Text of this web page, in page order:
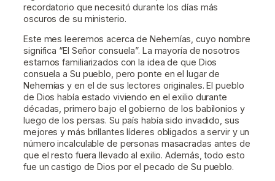
recordatorio que necesitó durante los días más
oscuros de su ministerio.
Este mes leeremos acerca de Nehemías, cuyo nombre
significa “El Señor consuela”. La mayoría de nosotros
estamos familiarizados con la idea de que Dios
consuela a Su pueblo, pero ponte en el lugar de
Nehemías y en el de sus lectores originales. El pueblo
de Dios había estado viviendo en el exilio durante
décadas, primero bajo el gobierno de los babilonios y
luego de los persas. Su país había sido invadido, sus
mejores y más brillantes líderes obligados a servir y un
número incalculable de personas masacradas antes de
que el resto fuera llevado al exilio. Además, todo esto
fue un castigo de Dios por el pecado de Su pueblo.